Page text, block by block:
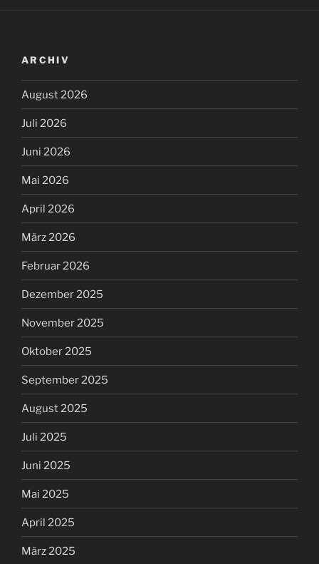
ARCHIV
August 2026
Juli 2026
Juni 2026
Mai 2026
April 2026
März 2026
Februar 2026
Dezember 2025
November 2025
Oktober 2025
September 2025
August 2025
Juli 2025
Juni 2025
Mai 2025
April 2025
März 2025